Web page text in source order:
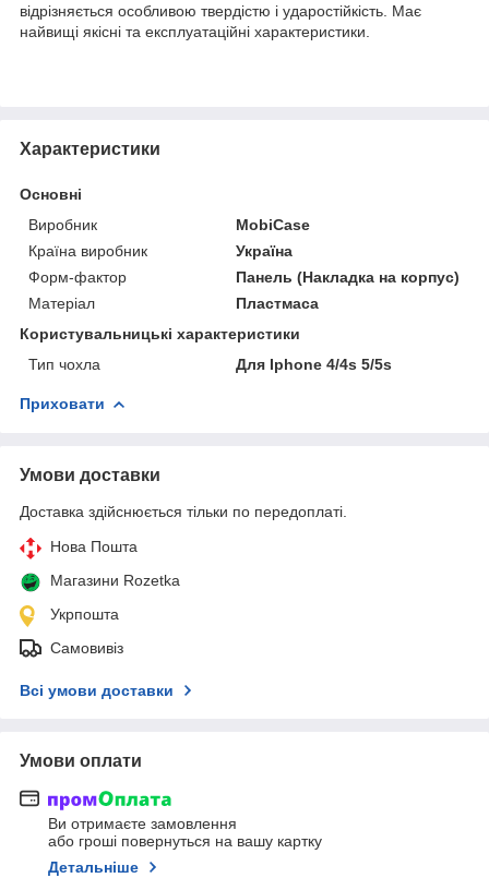
відрізняється особливою твердістю і ударостійкість. Має
найвищі якісні та експлуатаційні характеристики.
Характеристики
Основні
Виробник
MobiCase
Країна виробник
Україна
Форм-фактор
Панель (Накладка на корпус)
Матеріал
Пластмаса
Користувальницькі характеристики
Тип чохла
Для Iphone 4/4s 5/5s
Приховати
Умови доставки
Доставка здійснюється тільки по передоплаті.
Нова Пошта
Магазини Rozetka
Укрпошта
Самовивіз
Всі умови доставки
Умови оплати
Ви отримаєте замовлення
або гроші повернуться на вашу картку
Детальніше